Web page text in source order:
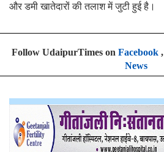
और डमी खातेदारों की तलाश में जुटी हुई है।
Follow UdaipurTimes on Facebook,
News